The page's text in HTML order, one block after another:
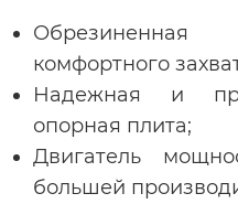
комфортного
Надежная и
опорная плита;
Двигатель
большей